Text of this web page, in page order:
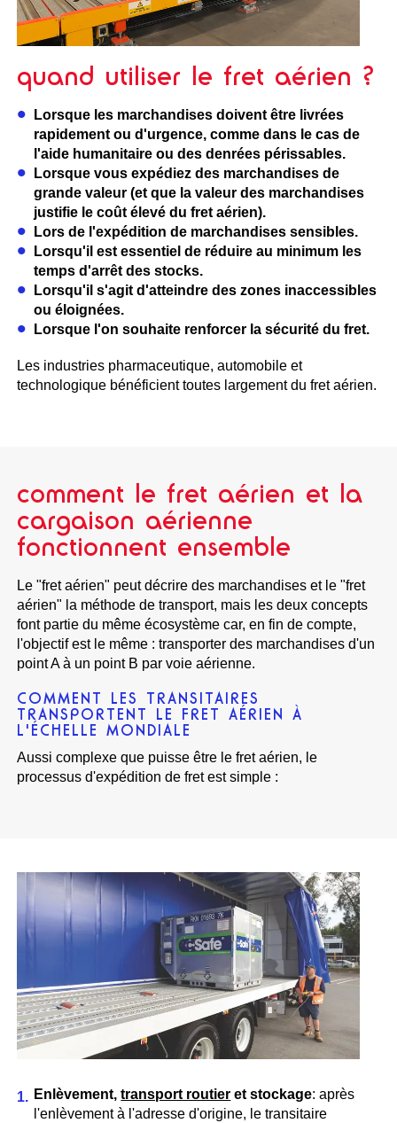
quand utiliser le fret aérien ?
Lorsque les marchandises doivent être livrées
rapidement ou d'urgence, comme dans le cas de
l'aide humanitaire ou des denrées périssables.
Lorsque vous expédiez des marchandises de
grande valeur (et que la valeur des marchandises
justifie le coût élevé du fret aérien).
Lors de l'expédition de marchandises sensibles.
Lorsqu'il est essentiel de réduire au minimum les
temps d'arrêt des stocks.
Lorsqu'il s'agit d'atteindre des zones inaccessibles
ou éloignées.
Lorsque l'on souhaite renforcer la sécurité du fret.
Les industries pharmaceutique, automobile et
technologique bénéficient toutes largement du fret aérien.
comment le fret aérien et la
cargaison aérienne
fonctionnent ensemble
Le "fret aérien" peut décrire des marchandises et le "fret
aérien" la méthode de transport, mais les deux concepts
font partie du même écosystème car, en fin de compte,
l'objectif est le même : transporter des marchandises d'un
point A à un point B par voie aérienne.
COMMENT LES TRANSITAIRES
TRANSPORTENT LE FRET AÉRIEN À
L'ÉCHELLE MONDIALE
Aussi complexe que puisse être le fret aérien, le
processus d'expédition de fret est simple :
Enlèvement,transport routier et stockage: après
l'enlèvement à l'adresse d'origine, le transitaire